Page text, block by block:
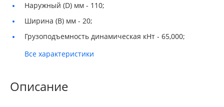
Наружный (D) мм - 110;
Ширина (B) мм - 20;
Грузоподъемность динамическая кНт - 65,000;
Все характеристики
Описание